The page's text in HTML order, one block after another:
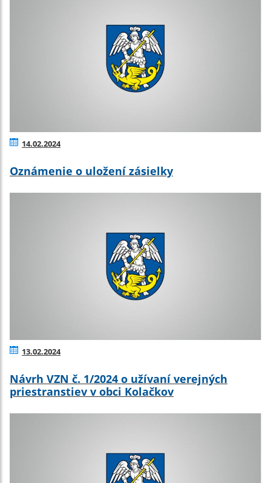
14.02.2024
Oznámenie o uložení zásielky
13.02.2024
Návrh VZN č. 1/2024 o užívaní verejných
priestranstiev v obci Kolačkov